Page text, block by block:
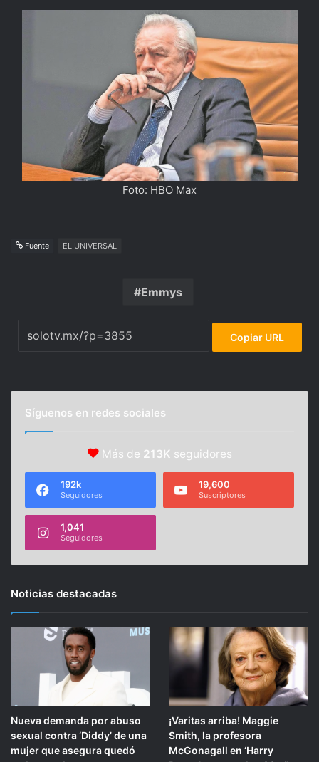
Foto: HBO Max
Fuente EL UNIVERSAL
Emmys
Copiar URL
Síguenos en redes sociales
Más de 213K seguidores
192k
Seguidores
19,600
Suscriptores
1,041
Seguidores
Noticias destacadas
Nueva demanda por abuso
sexual contra ‘Diddy’ de una
mujer que asegura quedó
¡Varitas arriba! Maggie
Smith, la profesora
McGonagall en ‘Harry